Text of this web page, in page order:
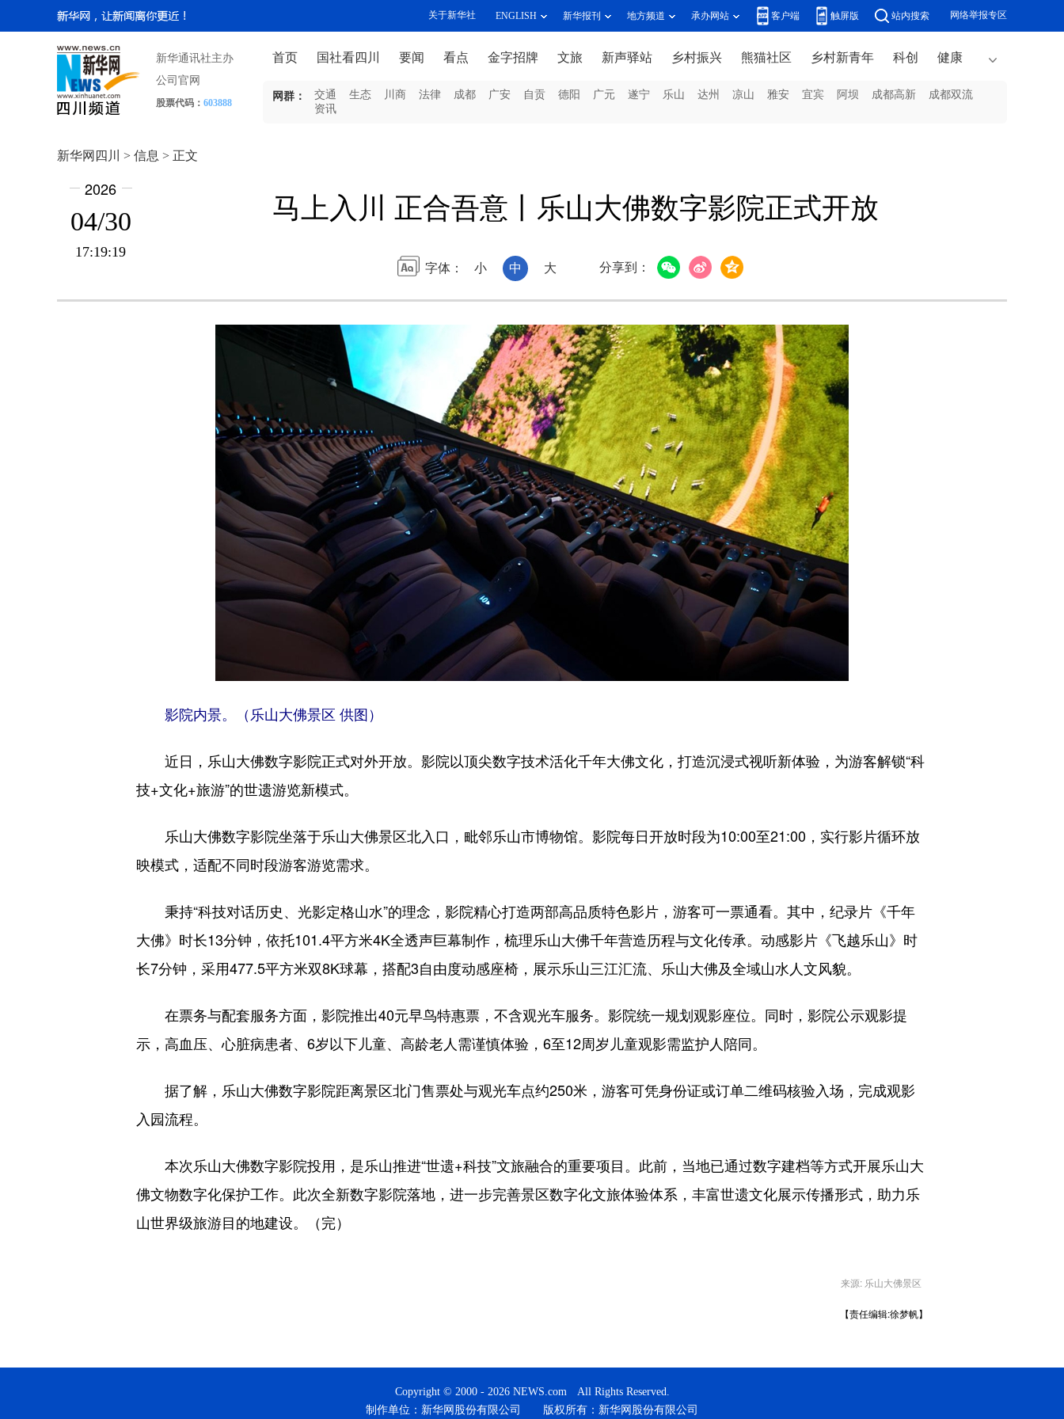
关于新华社 ENGLISH 新华报刊 地方频道 承办网站 客户端 触屏版 站内搜索 网络举报专区
新华通讯社主办
公司官网
股票代码： 603888
首页 国社看四川 要闻 看点 金字招牌 文旅 新声驿站 乡村振兴 熊猫社区 乡村新青年 科创 健康
网群： 交通 生态 川商 法律 成都 广安 自贡 德阳 广元 遂宁 乐山 达州 凉山 雅安 宜宾 阿坝 成都高新
成都双流
资讯
新华网四川 > 信息 > 正文
2026
04/30
17:19:19
马上入川 正合吾意丨乐山大佛数字影院正式开放
字体： 小 中 大 分享到：
影院内景。（乐山大佛景区 供图）
近日，乐山大佛数字影院正式对外开放。影院以顶尖数字技术活化千年大佛文化，打造沉浸式视听新体验，为游客解锁“科
技+文化+旅游”的世遗游览新模式。
乐山大佛数字影院坐落于乐山大佛景区北入口，毗邻乐山市博物馆。影院每日开放时段为10:00至21:00，实行影片循环放
映模式，适配不同时段游客游览需求。
秉持“科技对话历史、光影定格山水”的理念，影院精心打造两部高品质特色影片，游客可一票通看。其中，纪录片《千年
大佛》时长13分钟，依托101.4平方米4K全透声巨幕制作，梳理乐山大佛千年营造历程与文化传承。动感影片《飞越乐山》时
长7分钟，采用477.5平方米双8K球幕，搭配3自由度动感座椅，展示乐山三江汇流、乐山大佛及全域山水人文风貌。
在票务与配套服务方面，影院推出40元早鸟特惠票，不含观光车服务。影院统一规划观影座位。同时，影院公示观影提
示，高血压、心脏病患者、6岁以下儿童、高龄老人需谨慎体验，6至12周岁儿童观影需监护人陪同。
据了解，乐山大佛数字影院距离景区北门售票处与观光车点约250米，游客可凭身份证或订单二维码核验入场，完成观影
入园流程。
本次乐山大佛数字影院投用，是乐山推进“世遗+科技”文旅融合的重要项目。此前，当地已通过数字建档等方式开展乐山大
佛文物数字化保护工作。此次全新数字影院落地，进一步完善景区数字化文旅体验体系，丰富世遗文化展示传播形式，助力乐
山世界级旅游目的地建设。（完）
来源: 乐山大佛景区
【责任编辑:徐梦帆】
Copyright © 2000 - 2026 NEWS.com All Rights Reserved.
制作单位：新华网股份有限公司 版权所有：新华网股份有限公司